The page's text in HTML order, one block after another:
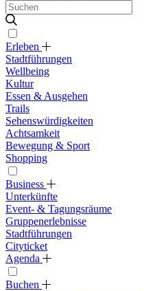
Erleben
Stadtführungen
Wellbeing
Kultur
Essen & Ausgehen
Trails
Sehenswürdigkeiten
Achtsamkeit
Bewegung & Sport
Shopping
Business
Unterkünfte
Event- & Tagungsräume
Gruppenerlebnisse
Stadtführungen
Cityticket
Agenda
Buchen